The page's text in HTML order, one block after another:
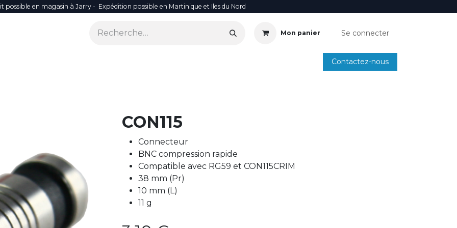
possible en magasin à Jarry - Expédition possible en Martinique et Iles du Nord
Mon panier Se connecter
ANNUAIRE INSTALLATEURS SMARTPHONE
Contactez-nous
CON115
Connecteur
BNC compression rapide
Compatible avec RG59 et CON115CRIM
38 mm (Pr)
10 mm (L)
11 g